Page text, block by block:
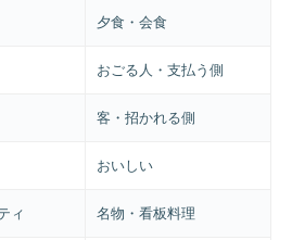
夕食・会食
おごる人・支払う側
客・招かれる側
おいしい
ィ 名物・看板料理